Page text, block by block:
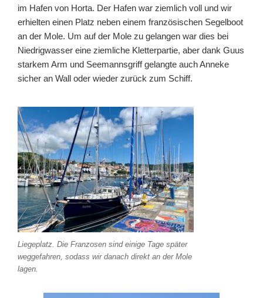
im Hafen von Horta. Der Hafen war ziemlich voll und wir
erhielten einen Platz neben einem französischen Segelboot
an der Mole. Um auf der Mole zu gelangen war dies bei
Niedrigwasser eine ziemliche Kletterpartie, aber dank Guus
starkem Arm und Seemannsgriff gelangte auch Anneke
sicher an Wall oder wieder zurück zum Schiff.
Liegeplatz. Die Franzosen sind einige Tage später
weggefahren, sodass wir danach direkt an der Mole
lagen.